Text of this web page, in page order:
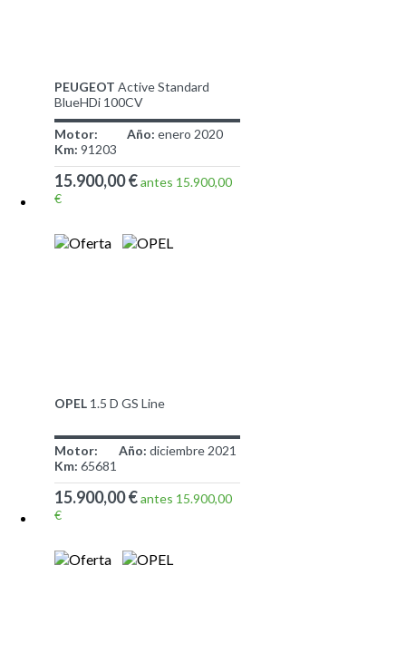
PEUGEOT Active Standard
BlueHDi 100CV
Motor: Año: enero 2020
Km: 91203
15.900,00 €antes 15.900,00
€
OPEL 1.5 D GS Line
Motor: Año: diciembre 2021
Km: 65681
15.900,00 €antes 15.900,00
€